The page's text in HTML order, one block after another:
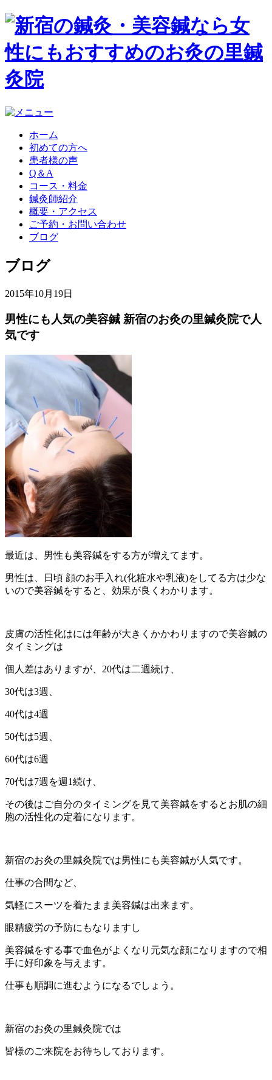
ホーム
初めての方へ
患者様の声
Q＆A
コース・料金
鍼灸師紹介
概要・アクセス
ご予約・お問い合わせ
ブログ
ブログ
2015年10月19日
男性にも人気の美容鍼 新宿のお灸の里鍼灸院で人
気です
最近は、男性も美容鍼をする方が増えてます。
男性は、日頃 顔のお手入れ(化粧水や乳液)をしてる方は少な
いので美容鍼をすると、効果が良くわかります。
皮膚の活性化はには年齢が大きくかかわりますので美容鍼の
タイミングは
個人差はありますが、20代は二週続け、
30代は3週、
40代は4週
50代は5週、
60代は6週
70代は7週を週1続け、
その後はご自分のタイミングを見て美容鍼をするとお肌の細
胞の活性化の定着になります。
新宿のお灸の里鍼灸院では男性にも美容鍼が人気です。
仕事の合間など、
気軽にスーツを着たまま美容鍼は出来ます。
眼精疲労の予防にもなりますし
美容鍼をする事で血色がよくなり元気な顔になりますので相
手に好印象を与えます。
仕事も順調に進むようになるでしょう。
新宿のお灸の里鍼灸院では
皆様のご来院をお待ちしております。